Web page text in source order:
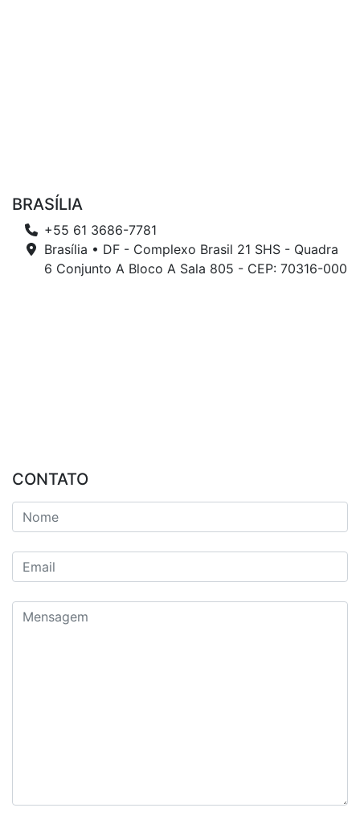
BRASÍLIA
+55 61 3686-7781
Brasília • DF - Complexo Brasil 21 SHS - Quadra
6 Conjunto A Bloco A Sala 805 - CEP: 70316-000
CONTATO